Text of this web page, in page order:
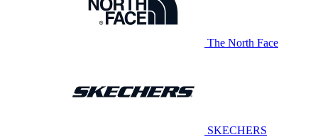
The North Face
SKECHERS